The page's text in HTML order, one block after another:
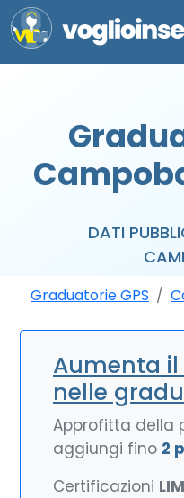
DATI
Graduatorie GPS
Aumenta
nelle
Approfitta della
aggiungi fino 2
Certificazioni